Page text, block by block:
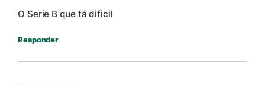
O Serie B que tá dificil
Responder